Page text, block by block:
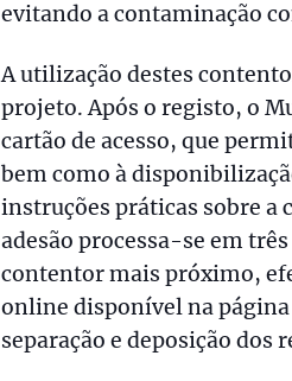
evitando a contaminação
A utilização destes
projeto. Após o registo, o
cartão de acesso, que
bem como à
instruções práticas sobre a
adesão processa-se em
contentor mais próximo,
online disponível na
separação e deposição dos